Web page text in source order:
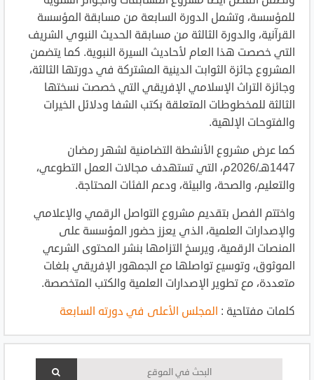
للمؤسسة، وتشمل الدورة السابعة من مسابقة المؤسسة
القرآنية، والدورة الثالثة من مسابقة الحديث النبوي الشريف
التي خصصت هذا العام لأحاديث السيرة النبوية. كما يتضمن
المشروع جائزة الثوابت الدينية المشتركة في دورتها الثالثة،
وجائزة التراث الإسلامي الإفريقي التي خصصت نسختها
الثالثة للمخطوطات المتعلقة بكتب الشفا ودلائل الخيرات
والفتوحات الإلهية.
كما عرض مشروع الأنشطة التضامنية لشهر رمضان
1447هـ/2026م، التي تستهدف مجالات العمل التطوعي،
والتعليم، والصحة، والبيئة، ودعم الفئات المحتاجة.
واختتم الفصل بتقديم مشروع التواصل الرقمي والإعلامي
والإصدارات العلمية، الذي يعزز حضور المؤسسة على
المنصات الرقمية، ويرسخ التزامها بنشر المحتوى الشرعي
الموثوق، وتوسيع تواصلها مع الجمهور الإفريقي بلغات
متعددة، مع تطوير الإصدارات العلمية والكتب المتخصصة.
كلمات مفتاحية : المجلس الأعلى في دورته السابعة